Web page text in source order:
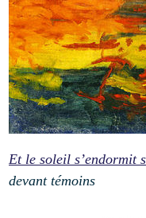
Et le soleil s’endormit
devant témoins